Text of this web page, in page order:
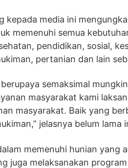
kepada media ini
memenuhi semua
pendidikan, sosial,
pertanian dan lain
semaksimal
masyarakat kami
masyarakat. Baik yang
jelasnya belum lama
memenuhi hunian yang
juga melaksanakan